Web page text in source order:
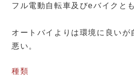
フル電動自転車及びeバイクと
オートバイよりは環境に良いが
悪い。
種類